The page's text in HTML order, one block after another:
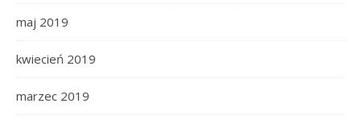
maj 2019
kwiecień 2019
marzec 2019